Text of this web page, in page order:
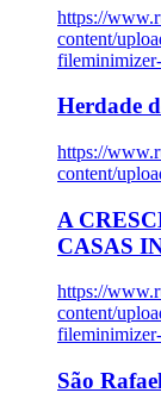
https://
content/
Herdade
https://
content/
A
CASAS
https://
content/
São